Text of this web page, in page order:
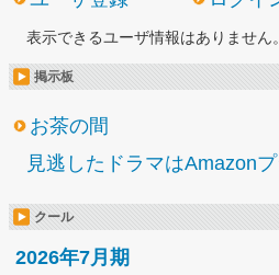
表示できるユーザ情報はありません。
掲示板
お茶の間
見逃したドラマはAmazon
クール
2026年7月期